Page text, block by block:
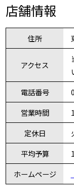
店舗情報
住所
アクセス
電話番号
営業時間
定休日
平均予算
ホームページ